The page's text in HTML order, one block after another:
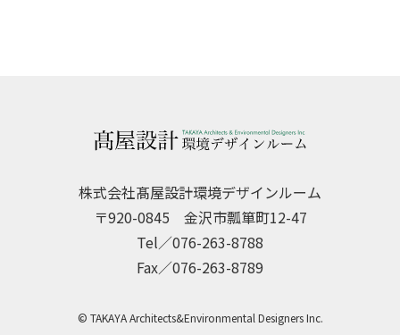
株式会社髙屋設計環境デザインルーム
〒920-0845 金沢市瓢箪町12-47
Tel／076-263-8788
Fax／076-263-8789
© TAKAYA Architects&Environmental Designers Inc.